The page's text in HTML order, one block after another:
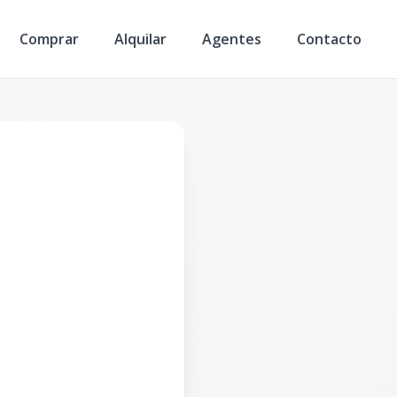
Comprar Alquilar Agentes Contacto